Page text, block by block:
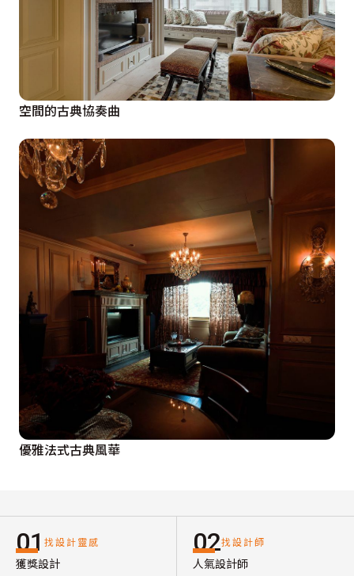
空間的古典協奏曲
優雅法式古典風華
01 找設計靈感
獲獎設計
02找設計師
人氣設計師